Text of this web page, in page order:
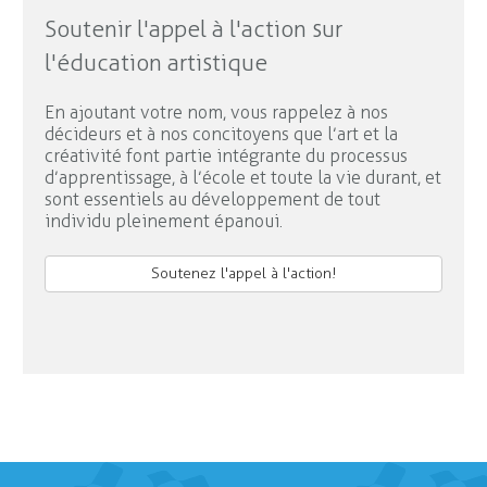
Soutenir l'appel à l'action sur
l'éducation artistique
En ajoutant votre nom, vous rappelez à nos
décideurs et à nos concitoyens que l’art et la
créativité font partie intégrante du processus
d’apprentissage, à l’école et toute la vie durant, et
sont essentiels au développement de tout
individu pleinement épanoui.
Soutenez l'appel à l'action!